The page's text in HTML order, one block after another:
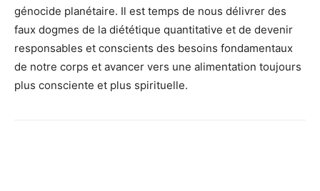
génocide planétaire. Il est temps de nous délivrer des
faux dogmes de la diététique quantitative et de devenir
responsables et conscients des besoins fondamentaux
de notre corps et avancer vers une alimentation toujours
plus consciente et plus spirituelle.